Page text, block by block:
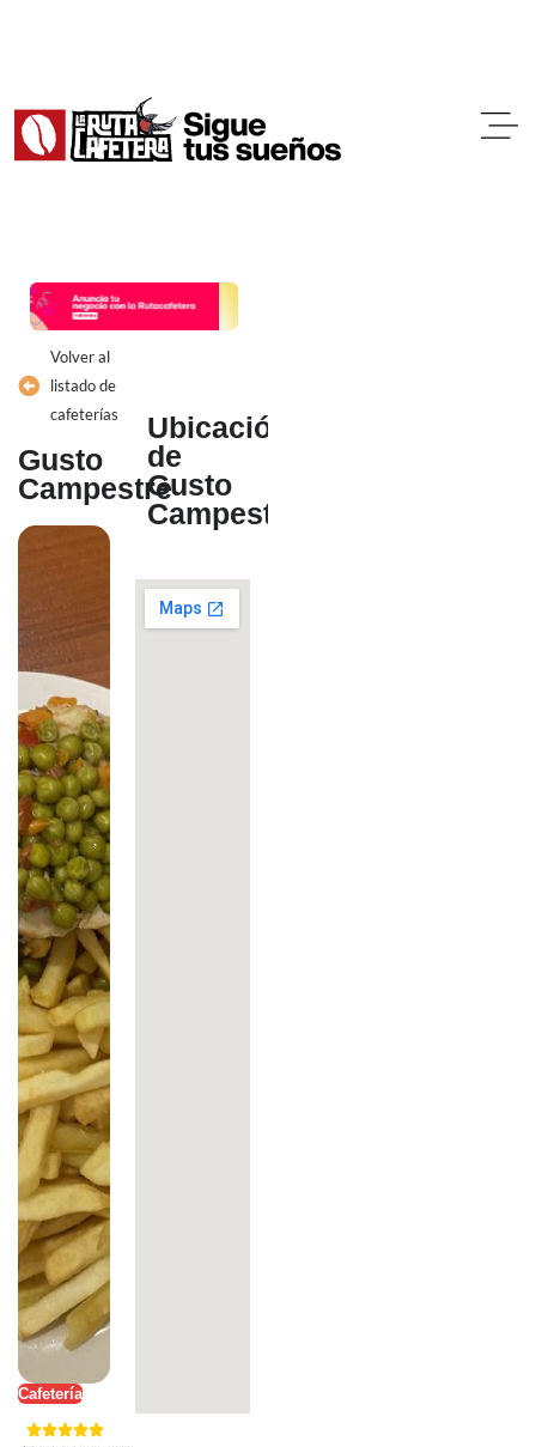
Volver al
listado de
cafeterías
Gusto
Campestre
Cafetería
Ubicación
de
Gusto
Campestre